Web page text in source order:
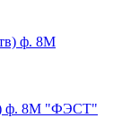
ф. 8М "ФЭСТ"